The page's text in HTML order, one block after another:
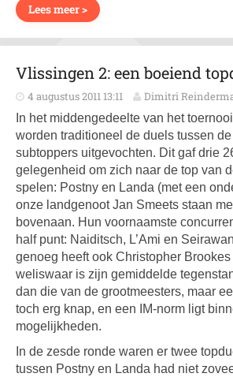
Lees meer >
Vlissingen 2: een boeiend
4 augustus 2011 13:11 Dimitri
In het middengedeelte van het
worden traditioneel de duels tussen
subtoppers uitgevochten. Dit gaf drie
gelegenheid om zich naar de top van
spelen: Postny en Landa (met een
onze landgenoot Jan Smeets staan
bovenaan. Hun voornaamste
half punt: Naiditsch, L’Ami en
genoeg heeft ook Christopher
weliswaar is zijn gemiddelde
dan die van de grootmeesters, maar
toch erg knap, en een IM-norm ligt
mogelijkheden.
In de zesde ronde waren er twee
tussen Postny en Landa had niet